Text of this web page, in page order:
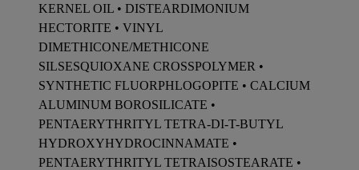
KERNEL OIL • DISTEARDIMONIUM
HECTORITE • VINYL
DIMETHICONE/METHICONE
SILSESQUIOXANE CROSSPOLYMER •
SYNTHETIC FLUORPHLOGOPITE • CALCIUM
ALUMINUM BOROSILICATE •
PENTAERYTHRITYL TETRA-DI-T-BUTYL
HYDROXYHYDROCINNAMATE •
PENTAERYTHRITYL TETRAISOSTEARATE •